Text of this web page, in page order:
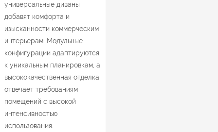
универсальные диваны
добавят комфорта и
изысканности коммерческим
интерьерам. Модульные
конфигурации адаптируются
к уникальным планировкам, а
высококачественная отделка
отвечает требованиям
помещений с высокой
интенсивностью
использования.